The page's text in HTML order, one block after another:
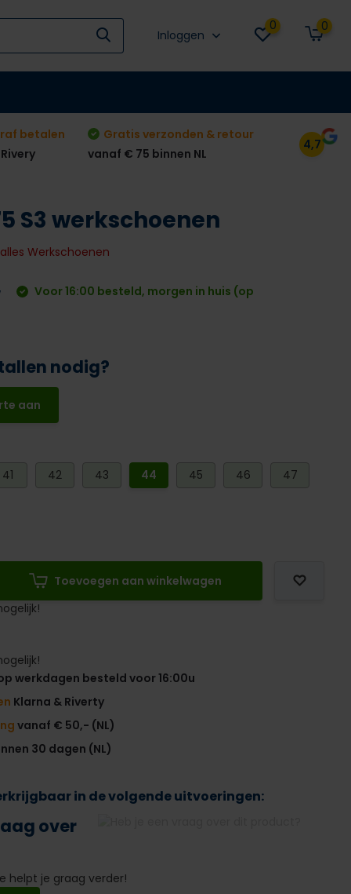
Inloggen
0 0
betalen
Gratis verzonden & retour
vanaf € 75 binnen NL
4,7
S3 werkschoenen
Werkschoenen
Voor 16:00 besteld, morgen in huis (op
nodig?
aan
41 42 43 44 45 46 47
Toevoegen aan winkelwagen
werkdagen besteld voor 16:00u
Klarna & Riverty
vanaf € 50,- (NL)
30 dagen (NL)
in de volgende uitvoeringen:
over
helpt je graag verder!